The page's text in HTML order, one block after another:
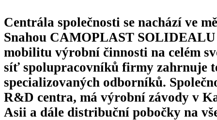
Centrála společnosti se nachází ve
Snahou CAMOPLAST
mobilitu výrobní činnosti na celém
síť spolupracovníků firmy zahrnuje
specializovaných odborníků.
R&D centra, má výrobní závody v
Asii a dále distribuční pobočky na